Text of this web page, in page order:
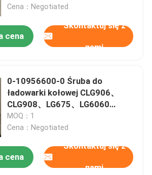
6WA1
Cena：Negotiated
cena
Skontaktuj się z
nami
0-10956600-0 Śruba do
ładowarki kołowej CLG906、
CLG908、LG675、LG6060
Koparki EX60、EX70 Silnik
4JB1、4JG1
MOQ：1
Cena：Negotiated
cena
Skontaktuj się z
nami